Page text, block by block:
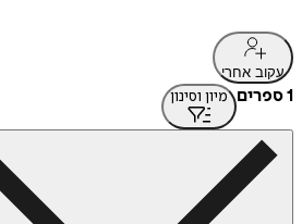
עקוב אחרי
1 ספרים מיון וסינון